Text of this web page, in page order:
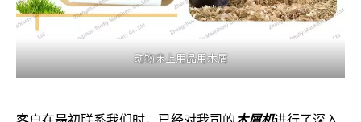
动物床上用品用木屑